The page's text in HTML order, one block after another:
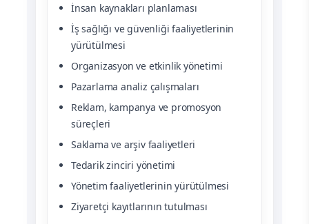
İnsan kaynakları planlaması
İş sağlığı ve güvenliği faaliyetlerinin
yürütülmesi
Organizasyon ve etkinlik yönetimi
Pazarlama analiz çalışmaları
Reklam, kampanya ve promosyon
süreçleri
Saklama ve arşiv faaliyetleri
Tedarik zinciri yönetimi
Yönetim faaliyetlerinin yürütülmesi
Ziyaretçi kayıtlarının tutulması